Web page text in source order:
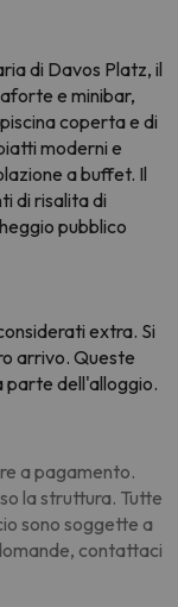
di Davos Platz, il
e minibar,
coperta e di
moderni e
a buffet. Il
di risalita di
pubblico
extra. Si
arrivo. Queste
parte dell'alloggio.
a pagamento.
la struttura. Tutte
sono soggette a
contattaci